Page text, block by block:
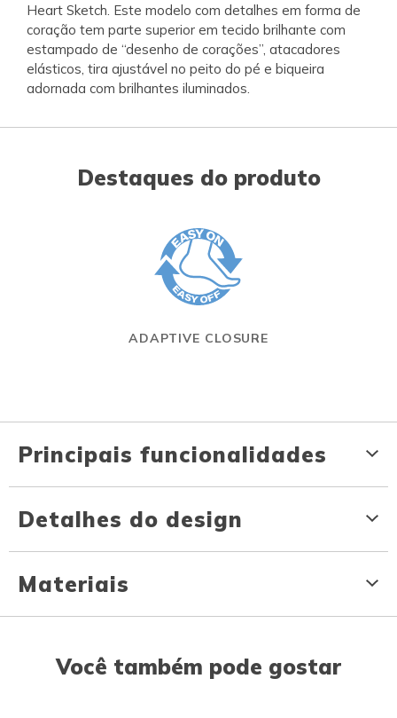
Heart Sketch. Este modelo com detalhes em forma de
coração tem parte superior em tecido brilhante com
estampado de “desenho de corações”, atacadores
elásticos, tira ajustável no peito do pé e biqueira
adornada com brilhantes iluminados.
Destaques do produto
ADAPTIVE CLOSURE
Principais funcionalidades
Detalhes do design
Materiais
Você também pode gostar